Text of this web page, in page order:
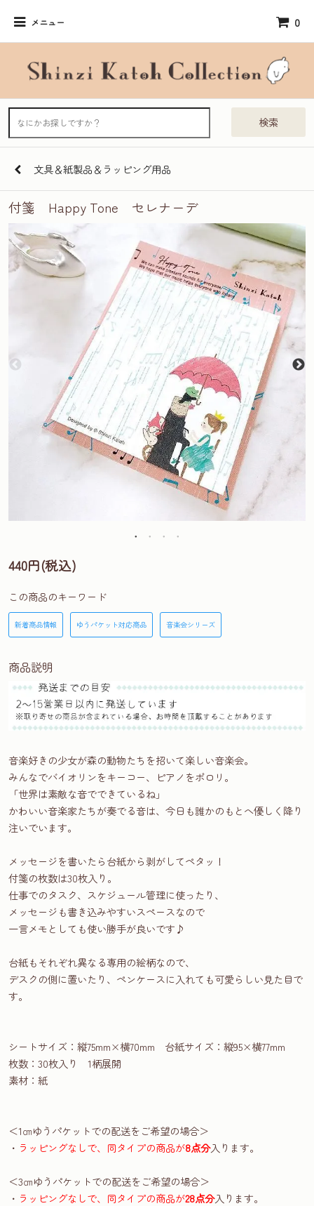
メニュー 0
検索
文具＆紙製品＆ラッピング用品
付箋 Happy Tone セレナーデ
440円(税込)
この商品のキーワード
新着商品情報 ゆうパケット対応商品 音楽会シリーズ
商品説明
音楽好きの少女が森の動物たちを招いて楽しい音楽会。
みんなでバイオリンをキーコー、ピアノをポロリ。
「世界は素敵な音でできているね」
かわいい音楽家たちが奏でる音は、今日も誰かのもとへ優しく降り
注いでいます。
メッセージを書いたら台紙から剥がしてペタッ！
付箋の枚数は30枚入り。
仕事でのタスク、スケジュール管理に使ったり、
メッセージも書き込みやすいスペースなので
一言メモとしても使い勝手が良いです♪
台紙もそれぞれ異なる専用の絵柄なので、
デスクの側に置いたり、ペンケースに入れても可愛らしい見た目で
す。
シートサイズ：縦75mm×横70mm 台紙サイズ：縦95×横77mm
枚数：30枚入り 1柄展開
素材：紙
＜1㎝ゆうパケットでの配送をご希望の場合＞
・ ラッピングなしで、同タイプの商品が8点分入ります。
＜3㎝ゆうパケットでの配送をご希望の場合＞
・ ラッピングなしで、同タイプの商品が28点分入ります。